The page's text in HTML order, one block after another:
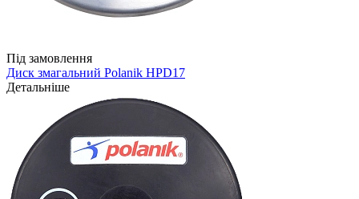
Під замовлення
Диск змагальний Polanik HPD17
Детальніше